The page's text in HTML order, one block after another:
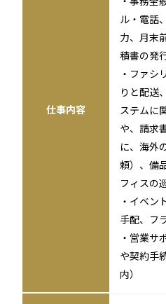
仕事内容
ル・電話
力、月末
積書の発
・ファシ
りと配送
ステムに
や、請求
に、海外
頼）、備
フィスの
・イベン
手配、フ
・営業サ
や契約手
内）